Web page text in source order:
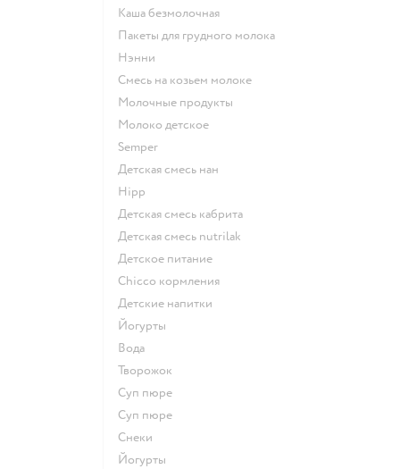
каша безмолочная
пакеты для грудного молока
нэнни
смесь на козьем молоке
молочные продукты
молоко детское
semper
детская смесь нан
hipp
детская смесь кабрита
детская смесь nutrilak
детское питание
chicco кормления
детские напитки
йогурты
Вода
творожок
суп пюре
суп пюре
Снеки
йогурты